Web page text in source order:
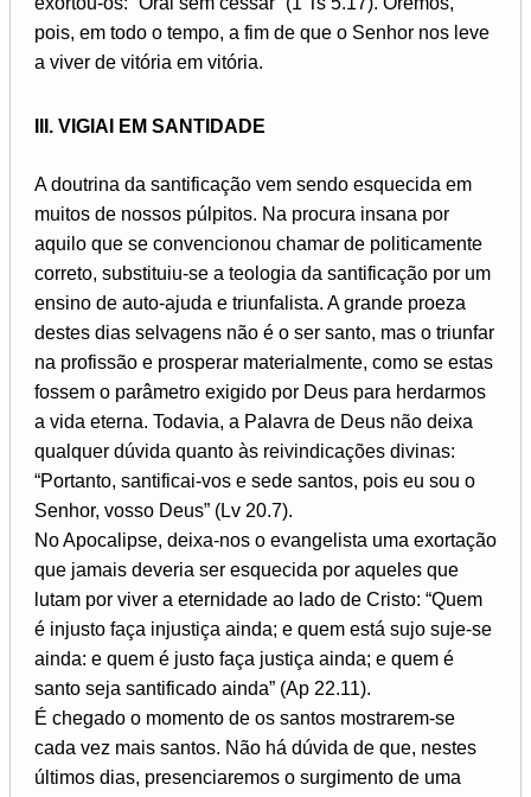
pois, em todo o tempo, a fim de que o Senhor nos leve
a viver de vitória em vitória.
III. VIGIAI EM SANTIDADE
A doutrina da santificação vem sendo esquecida em
muitos de nossos púlpitos. Na procura insana por
aquilo que se convencionou chamar de politicamente
correto, substituiu-se a teologia da santificação por um
ensino de auto-ajuda e triunfalista. A grande proeza
destes dias selvagens não é o ser santo, mas o triunfar
na profissão e prosperar materialmente, como se estas
fossem o parâmetro exigido por Deus para herdarmos
a vida eterna. Todavia, a Palavra de Deus não deixa
qualquer dúvida quanto às reivindicações divinas:
“Portanto, santificai-vos e sede santos, pois eu sou o
Senhor, vosso Deus” (Lv 20.7).
No Apocalipse, deixa-nos o evangelista uma exortação
que jamais deveria ser esquecida por aqueles que
lutam por viver a eternidade ao lado de Cristo: “Quem
é injusto faça injustiça ainda; e quem está sujo suje-se
ainda: e quem é justo faça justiça ainda; e quem é
santo seja santificado ainda” (Ap 22.11).
É chegado o momento de os santos mostrarem-se
cada vez mais santos. Não há dúvida de que, nestes
últimos dias, presenciaremos o surgimento de uma